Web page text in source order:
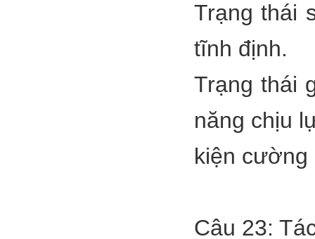
Trạng thái
tĩnh định.
Trạng thái
năng chịu
kiện cường
Câu 23: